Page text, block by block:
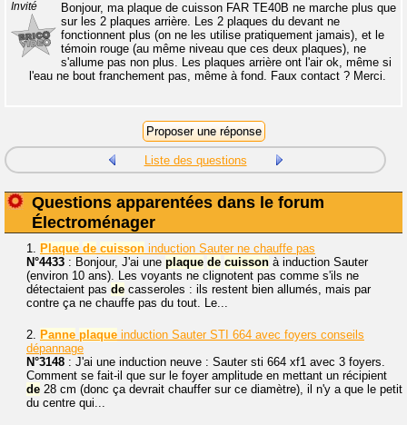
Invité
Bonjour, ma plaque de cuisson FAR TE40B ne marche plus que
sur les 2 plaques arrière. Les 2 plaques du devant ne
fonctionnent plus (on ne les utilise pratiquement jamais), et le
témoin rouge (au même niveau que ces deux plaques), ne
s'allume pas non plus. Les plaques arrière ont l'air ok, même si
l'eau ne bout franchement pas, même à fond. Faux contact ? Merci.
Liste des questions
Questions apparentées dans le forum
Électroménager
1. Plaque de cuisson induction Sauter ne chauffe pas
N°4433 : Bonjour, J'ai une plaque de cuisson à induction Sauter
(environ 10 ans). Les voyants ne clignotent pas comme s'ils ne
détectaient pas de casseroles : ils restent bien allumés, mais par
contre ça ne chauffe pas du tout. Le...
2. Panne plaque induction Sauter STI 664 avec foyers conseils
dépannage
N°3148 : J'ai une induction neuve : Sauter sti 664 xf1 avec 3 foyers.
Comment se fait-il que sur le foyer amplitude en mettant un récipient
de 28 cm (donc ça devrait chauffer sur ce diamètre), il n'y a que le petit
du centre qui...